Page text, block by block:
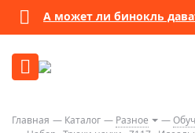
А может ли бинокль
Главная Каталог Разное